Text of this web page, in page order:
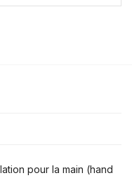
pour la main (hand